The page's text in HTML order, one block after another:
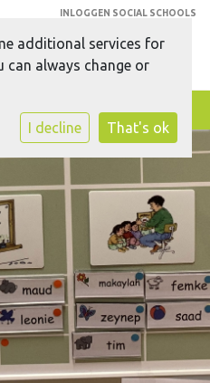
INLOGGEN SOCIAL SCHOOLS
additional services for
can always change or
I decline That's ok